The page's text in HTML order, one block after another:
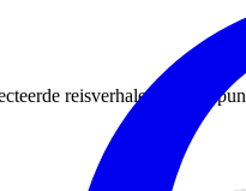
reisverhalen,